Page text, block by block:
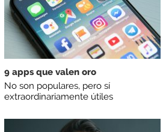
9 apps que valen oro
No son populares, pero sí
extraordinariamente útiles